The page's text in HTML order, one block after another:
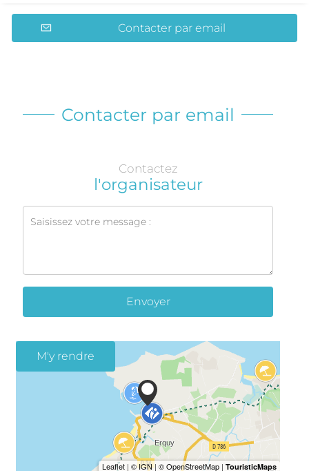
Contacter par email
Contacter par email
Contactez
l'organisateur
Envoyer
M'y rendre